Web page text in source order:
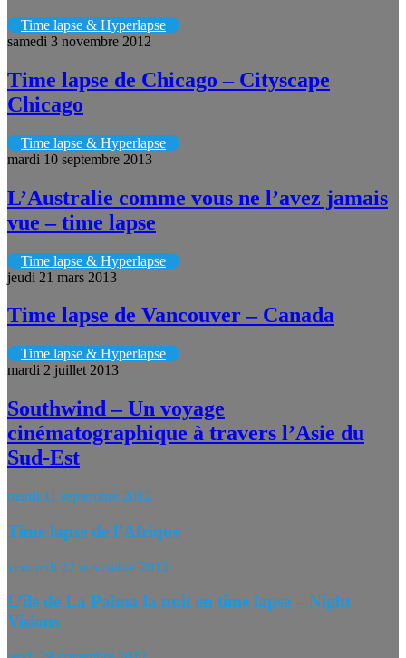
Time lapse & Hyperlapse
samedi 3 novembre 2012
Time lapse de Chicago – Cityscape
Chicago
Time lapse & Hyperlapse
mardi 10 septembre 2013
L’Australie comme vous ne l’avez jamais
vue – time lapse
Time lapse & Hyperlapse
jeudi 21 mars 2013
Time lapse de Vancouver – Canada
Time lapse & Hyperlapse
mardi 2 juillet 2013
Southwind – Un voyage
cinématographique à travers l’Asie du
Sud-Est
mardi 11 septembre 2012
Time lapse de l’Afrique
vendredi 22 novembre 2013
L’île de La Palma la nuit en time lapse – Night
Visions